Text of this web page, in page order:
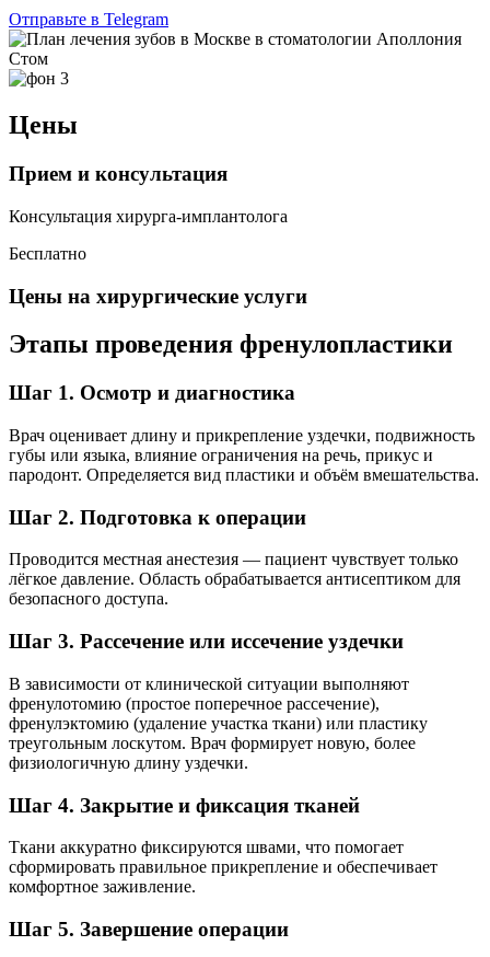
Отправьте в Telegram
Цены
Прием и консультация
Консультация хирурга-имплантолога
Бесплатно
Цены на хирургические услуги
Этапы проведения френулопластики
Шаг 1. Осмотр и диагностика
Врач оценивает длину и прикрепление уздечки, подвижность
губы или языка, влияние ограничения на речь, прикус и
пародонт. Определяется вид пластики и объём вмешательства.
Шаг 2. Подготовка к операции
Проводится местная анестезия — пациент чувствует только
лёгкое давление. Область обрабатывается антисептиком для
безопасного доступа.
Шаг 3. Рассечение или иссечение уздечки
В зависимости от клинической ситуации выполняют
френулотомию (простое поперечное рассечение),
френулэктомию (удаление участка ткани) или пластику
треугольным лоскутом. Врач формирует новую, более
физиологичную длину уздечки.
Шаг 4. Закрытие и фиксация тканей
Ткани аккуратно фиксируются швами, что помогает
сформировать правильное прикрепление и обеспечивает
комфортное заживление.
Шаг 5. Завершение операции